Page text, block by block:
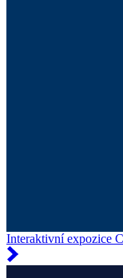
Interaktivní expozice